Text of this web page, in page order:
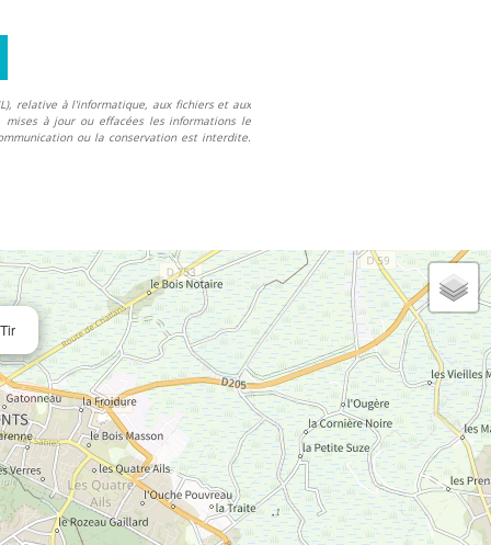
relative à l'informatique, aux fichiers et aux
à jour ou effacées les informations le
ou la conservation est interdite.